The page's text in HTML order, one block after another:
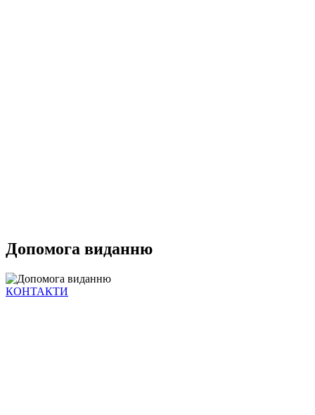
Допомога виданню
КОНТАКТИ